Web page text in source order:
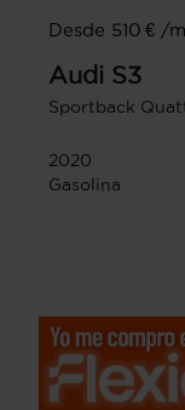
Desde 510 € /
Audi S3
Sportback
2020
Gasolina